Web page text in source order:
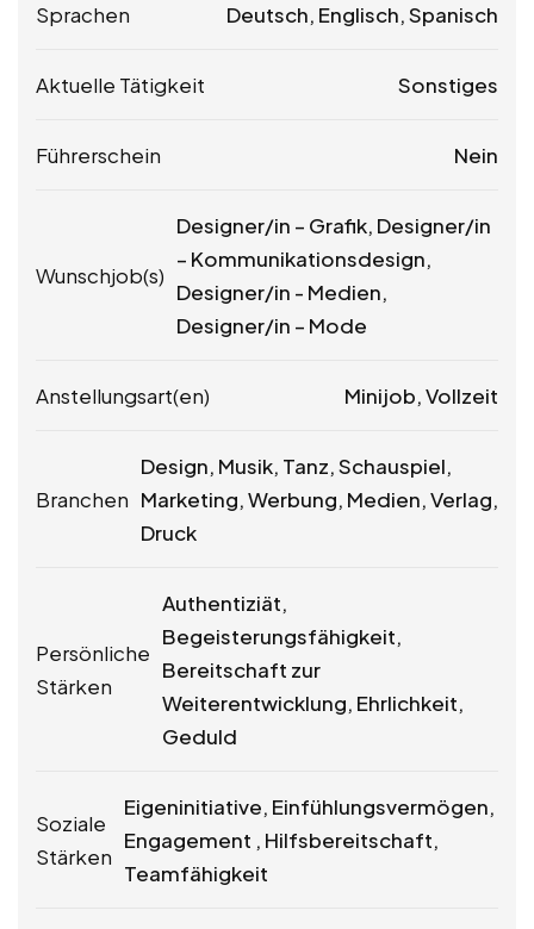
Sprachen Deutsch, Englisch, Spanisch
Aktuelle Tätigkeit Sonstiges
Führerschein Nein
Wunschjob(s)
Designer/in – Grafik, Designer/in
– Kommunikationsdesign,
Designer/in - Medien,
Designer/in – Mode
Anstellungsart(en) Minijob, Vollzeit
Branchen
Design, Musik, Tanz, Schauspiel,
Marketing, Werbung, Medien, Verlag,
Druck
Persönliche
Stärken
Authentiziät,
Begeisterungsfähigkeit,
Bereitschaft zur
Weiterentwicklung, Ehrlichkeit,
Geduld
Soziale
Stärken
Eigeninitiative, Einfühlungsvermögen,
Engagement , Hilfsbereitschaft,
Teamfähigkeit